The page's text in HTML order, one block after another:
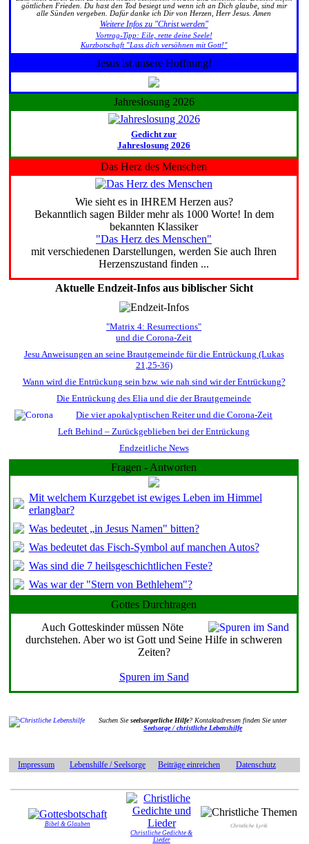
göttlichen Frieden. Du hast den Tod besiegt und wenn ich an Dich glaube, sind mir
alle Sünden vergeben. Dafür danke ich Dir von Herzen, Herr Jesus. Amen
Weitere Infos zu "Christ werden"
Vortrag-Tipp: Eile, rette deine Seele!
Kurzbotschaft "Lass dich versöhnen mit Gott!"
Jesus ist unsere Hoffnung!
Jahreslosung 2026
Gedicht zur
Jahreslosung 2026
Das Herz des Menschen
Wie sieht es in IHREM Herzen aus?
Bekanntlich sagen Bilder mehr als 1000 Worte! In dem
bekannten Klassiker
"Das Herz des Menschen"
mit verschiedenen Darstellungen, werden Sie auch Ihren
Herzenszustand finden ...
Aktuelle Endzeit-Infos aus biblischer Sicht
"Matrix 4: Resurrections"
und die Corona-Zeit
Jesu Anweisungen an seine Brautgemeinde für die Entrückung (Lukas
21,25-36)
Wann wird die Entrückung sein bzw. wie nah sind wir der Entrückung?
Die Entrückung des Elia und die der Brautgemeinde
Die vier apokalyptischen Reiter und die Corona-Zeit
Left Behind – Zurückgeblieben bei der Entrückung
Endzeitliche News
Fragen - Antworten
Mit welchem Kurzgebet ist ewiges Leben im Himmel
erlangbar?
Was bedeutet „in Jesus Namen" bitten?
Was bedeutet das Fisch-Symbol auf manchen Autos?
Was sind die 7 heilsgeschichtlichen Feste?
Was war der "Stern von Bethlehem"?
Gottes Durchtragen
Auch Gotteskinder müssen Nöte
durchstehen. Aber wo ist Gott und Seine Hilfe in schweren
Zeiten?
Spuren im Sand
Suchen Sieseelsorgerliche Hilfe? Kontaktadressen finden Sie unter
Seelsorge / christliche Lebenshilfe
Impressum Lebenshilfe / Seelsorge Beiträge einreichen Datenschutz
Bibel & Glauben
Christliche Gedichte &
Lieder
Christliche Lyrik